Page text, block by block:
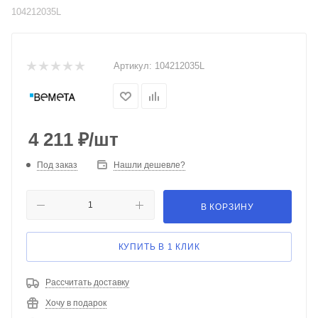
104212035L
Артикул: 104212035L
4 211 ₽/шт
Под заказ Нашли дешевле?
В КОРЗИНУ
КУПИТЬ В 1 КЛИК
Рассчитать доставку
Хочу в подарок